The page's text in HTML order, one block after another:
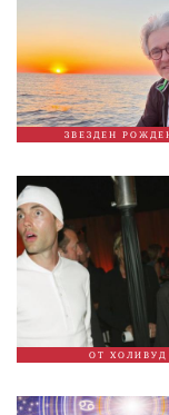
ЗВЕЗДЕН
ОТ ХОЛИВУД